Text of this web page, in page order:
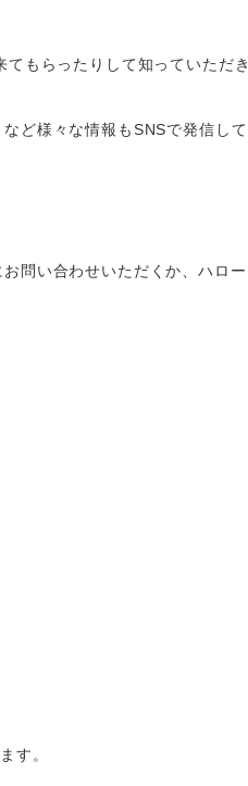
てもらったりして知っていただき
ど様々な情報もSNSで発信して
問い合わせいただくか、ハロー
す。